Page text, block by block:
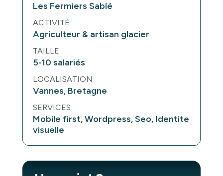
Les Fermiers Sablé
ACTIVITÉ
Agriculteur & artisan glacier
TAILLE
5-10 salariés
LOCALISATION
Vannes, Bretagne
SERVICES
Mobile first, Wordpress, Seo, Identite
visuelle